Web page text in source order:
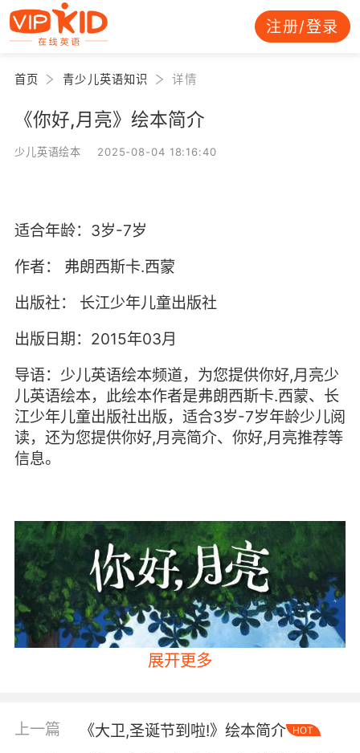
注册/登录
首页 青少儿英语知识 详情
《你好,月亮》绘本简介
少儿英语绘本 2025-08-04 18:16:40
适合年龄：3岁-7岁
作者：
弗朗西斯卡.西蒙
出版社：
长江少年儿童出版社
出版日期：2015年03月
导语：少儿英语绘本频道，为您提供你好,月亮少
儿英语绘本，此绘本作者是弗朗西斯卡.西蒙、长
江少年儿童出版社出版，适合3岁-7岁年龄少儿阅
读，还为您提供你好,月亮简介、你好,月亮推荐等
信息。
展开更多
上一篇 《大卫,圣诞节到啦!》绘本简介 HOT